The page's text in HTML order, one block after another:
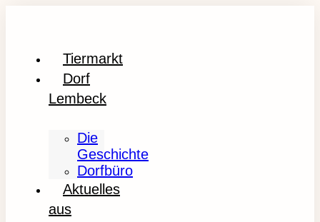
Tiermarkt
Dorf
Lembeck
Die
Geschichte
Dorfbüro
Aktuelles
aus